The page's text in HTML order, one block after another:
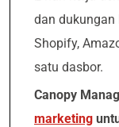
dan dukungan
Shopify,
satu dasbor.
Canopy
marketing